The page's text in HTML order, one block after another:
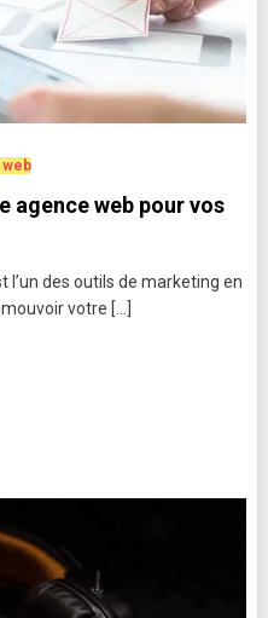
agence web pour vos
l’un des outils de marketing en
votre […]